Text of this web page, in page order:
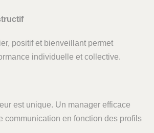
positif et bienveillant permet
individuelle et collective.
est unique. Un manager efficace
communication en fonction des profils